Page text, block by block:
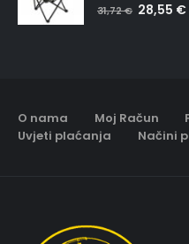
5.00 out of 5
31,72€ 28,55 €
O nama Moj Račun
Uvjeti plaćanja
Načini